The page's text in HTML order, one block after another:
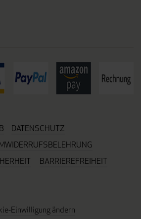
DATENSCHUTZ
WIDERRUFSBELEHRUNG
BARRIEREFREIHEIT
Einwilligung ändern